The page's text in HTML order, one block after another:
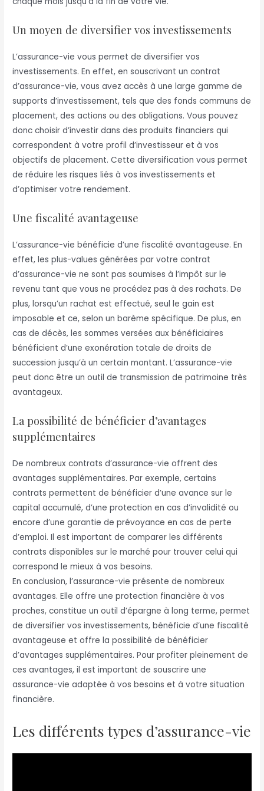
Un moyen de diversifier vos investissements
L’assurance-vie vous permet de diversifier vos
investissements. En effet, en souscrivant un contrat
d’assurance-vie, vous avez accès à une large gamme de
supports d’investissement, tels que des fonds communs de
placement, des actions ou des obligations. Vous pouvez
donc choisir d’investir dans des produits financiers qui
correspondent à votre profil d’investisseur et à vos
objectifs de placement. Cette diversification vous permet
de réduire les risques liés à vos investissements et
d’optimiser votre rendement.
Une fiscalité avantageuse
L’assurance-vie bénéficie d’une fiscalité avantageuse. En
effet, les plus-values générées par votre contrat
d’assurance-vie ne sont pas soumises à l’impôt sur le
revenu tant que vous ne procédez pas à des rachats. De
plus, lorsqu’un rachat est effectué, seul le gain est
imposable et ce, selon un barème spécifique. De plus, en
cas de décès, les sommes versées aux bénéficiaires
bénéficient d’une exonération totale de droits de
succession jusqu’à un certain montant. L’assurance-vie
peut donc être un outil de transmission de patrimoine très
avantageux.
La possibilité de bénéficier d’avantages
supplémentaires
De nombreux contrats d’assurance-vie offrent des
avantages supplémentaires. Par exemple, certains
contrats permettent de bénéficier d’une avance sur le
capital accumulé, d’une protection en cas d’invalidité ou
encore d’une garantie de prévoyance en cas de perte
d’emploi. Il est important de comparer les différents
contrats disponibles sur le marché pour trouver celui qui
correspond le mieux à vos besoins.
En conclusion, l’assurance-vie présente de nombreux
avantages. Elle offre une protection financière à vos
proches, constitue un outil d’épargne à long terme, permet
de diversifier vos investissements, bénéficie d’une fiscalité
avantageuse et offre la possibilité de bénéficier
d’avantages supplémentaires. Pour profiter pleinement de
ces avantages, il est important de souscrire une
assurance-vie adaptée à vos besoins et à votre situation
financière.
Les différents types d’assurance-vie